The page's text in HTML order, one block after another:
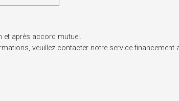
après accord mutuel.
veuillez contacter notre service financement